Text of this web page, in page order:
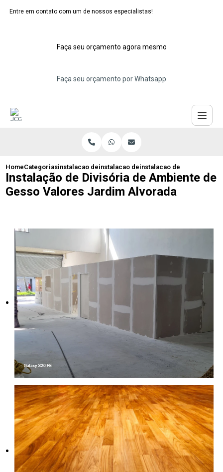
Entre em contato com um de nossos especialistas!
Faça seu orçamento agora mesmo
Faça seu orçamento por Whatsapp
HomeCategoriasinstalacao de divisorias de drywall
instalacao de divisoria de drywall
instalacao de divisoria de
Instalação de Divisória de Ambiente de
Gesso Valores Jardim Alvorada